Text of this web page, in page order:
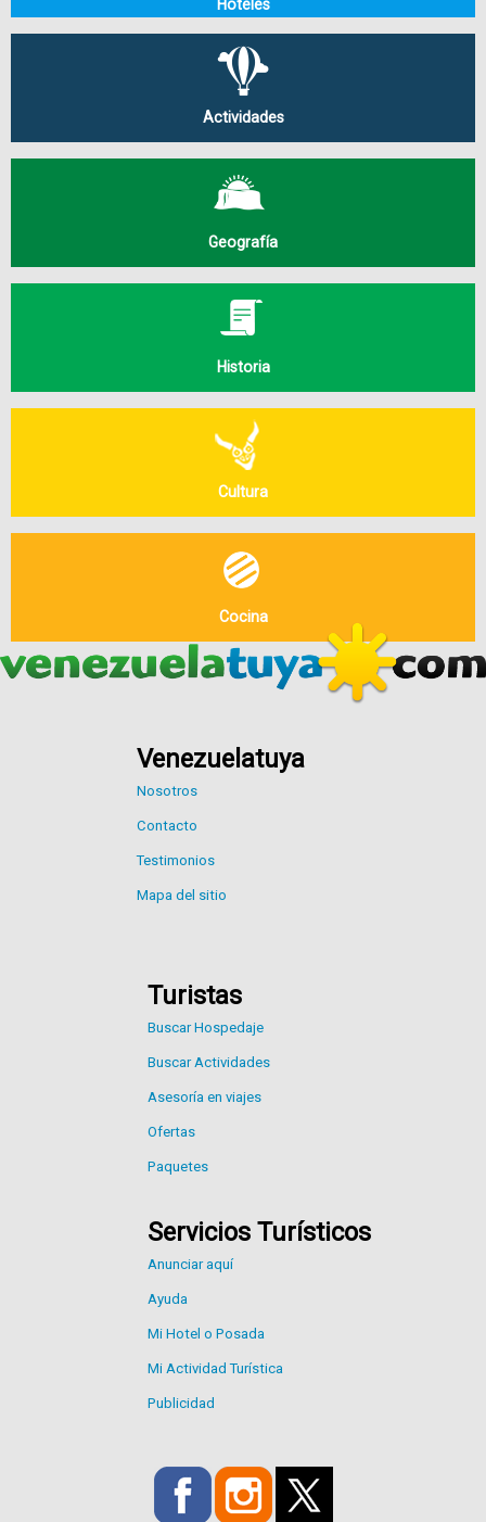
Hoteles
Actividades
Geografía
Historia
Cultura
Cocina
Venezuelatuya
Nosotros
Contacto
Testimonios
Mapa del sitio
Turistas
Buscar Hospedaje
Buscar Actividades
Asesoría en viajes
Ofertas
Paquetes
Servicios Turísticos
Anunciar aquí
Ayuda
Mi Hotel o Posada
Mi Actividad Turística
Publicidad